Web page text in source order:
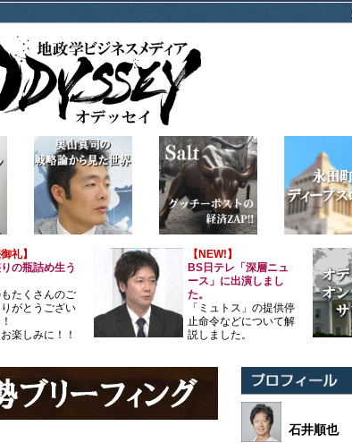
礼】
の瓶詰め生う
たくさんのご
がとうござい
楽しみに！！
【NEW!】
BS日テレ「深層ニュ
ース」に出演しまし
た。
「ミュトス」の提供停
止命令などについて解
説しました。
石井順也